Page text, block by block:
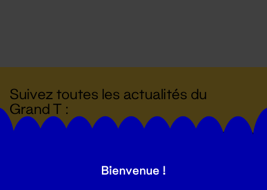
Suivez toutes les actualités du
Grand T :
Bienvenue !